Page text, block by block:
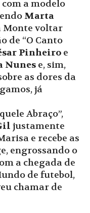
com a modelo
Marta
Monte voltar
de “O Canto
Pinheiro e
Nunes e, sim,
as dores da
já
Abraço”,
justamente
e recebe as
engrossando o
a chegada de
de futebol,
chamar de